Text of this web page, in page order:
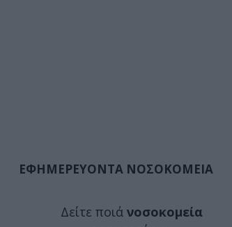
ΕΦΗΜΕΡΕΥΟΝΤΑ ΝΟΣΟΚΟΜΕΙΑ
Δείτε ποιά νοσοκομεία